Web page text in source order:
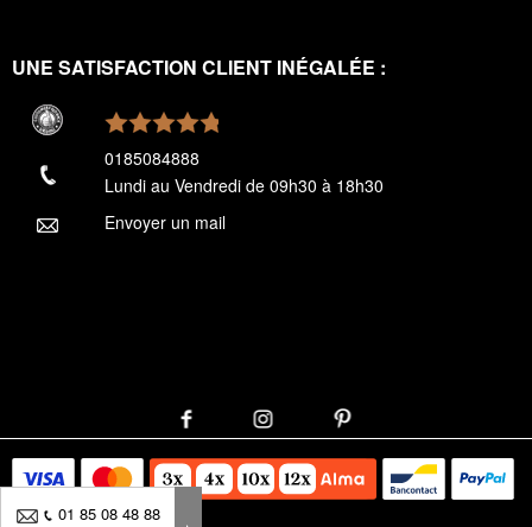
UNE SATISFACTION CLIENT INÉGALÉE :
0185084888
Lundi au Vendredi de 09h30 à 18h30
Envoyer un mail
01 85 08 48 88